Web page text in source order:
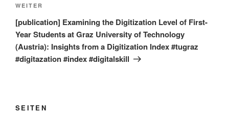
Nächster
Beitrag
WEITER
[publication] Examining the Digitization Level of First-
Year Students at Graz University of Technology
(Austria): Insights from a Digitization Index #tugraz
#digitazation #index #digitalskill
SEITEN